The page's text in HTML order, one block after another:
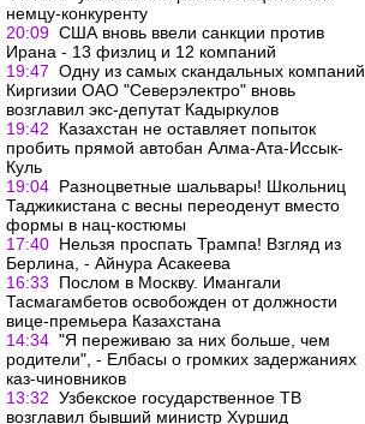
немцу-конкуренту
20:09 США вновь ввели санкции против
Ирана - 13 физлиц и 12 компаний
19:47 Одну из самых скандальных компаний
Киргизии ОАО "Северэлектро" вновь
возглавил экс-депутат Кадыркулов
19:42
Казахстан не оставляет попыток
пробить прямой автобан Алма-Ата-Иссык-
Куль
19:04 Разноцветные шальвары! Школьниц
Таджикистана с весны переоденут вместо
формы в нац-костюмы
17:40 Нельзя проспать Трампа! Взгляд из
Берлина, - Айнура Асакеева
16:33
Послом в Москву. Имангали
Тасмагамбетов освобожден от должности
вице-премьера Казахстана
14:34 "Я переживаю за них больше, чем
родители", - Елбасы о громких задержаниях
каз-чиновников
13:32 Узбекское государственное ТВ
возглавил бывший министр Хуршид